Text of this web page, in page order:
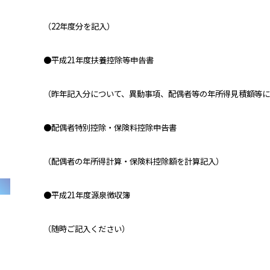
（22年度分を記入）
●平成21年度扶養控除等申告書
（昨年記入分について、異動事項、配偶者等の年所得見積額等に
●配偶者特別控除・保険料控除申告書
（配偶者の年所得計算・保険料控除額を計算記入）
●平成21年度源泉徴収簿
（随時ご記入ください）